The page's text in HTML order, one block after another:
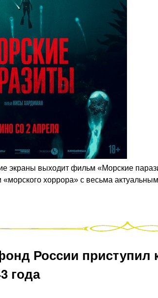
экраны выходит фильм «Морские
«морского хоррора» c весьма
России приступил
года